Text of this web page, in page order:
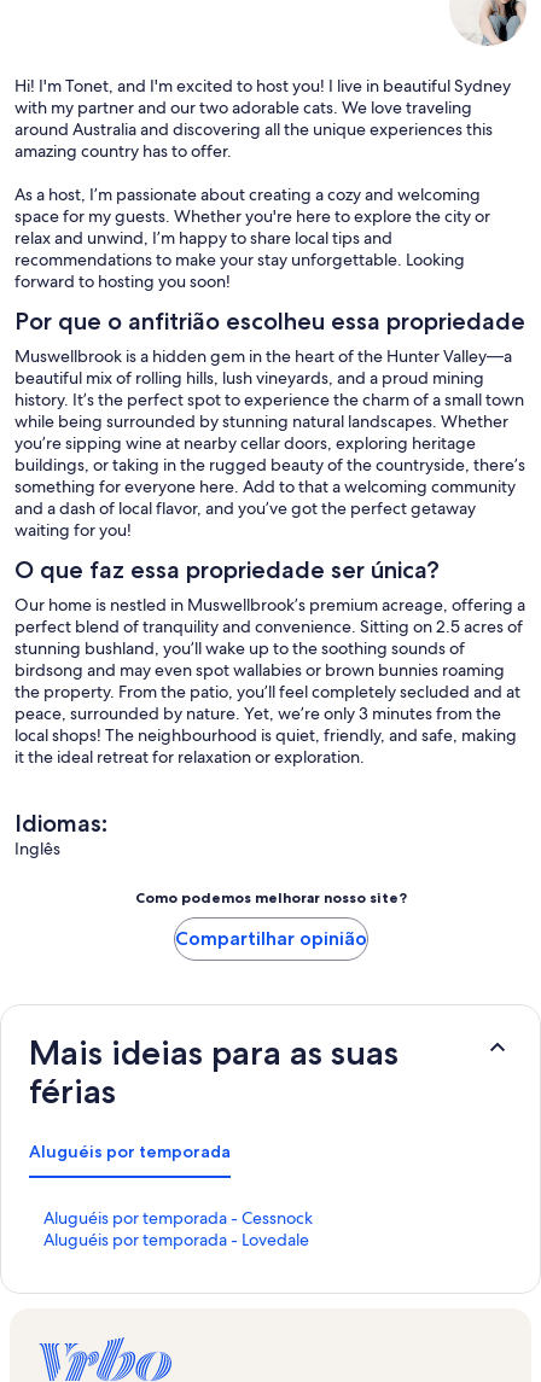
Hi! I'm Tonet, and I'm excited to host you! I live in beautiful Sydney
with my partner and our two adorable cats. We love traveling
around Australia and discovering all the unique experiences this
amazing country has to offer.
As a host, I’m passionate about creating a cozy and welcoming
space for my guests. Whether you're here to explore the city or
relax and unwind, I’m happy to share local tips and
recommendations to make your stay unforgettable. Looking
forward to hosting you soon!
Por que o anfitrião escolheu essa propriedade
Muswellbrook is a hidden gem in the heart of the Hunter Valley—a
beautiful mix of rolling hills, lush vineyards, and a proud mining
history. It’s the perfect spot to experience the charm of a small town
while being surrounded by stunning natural landscapes. Whether
you’re sipping wine at nearby cellar doors, exploring heritage
buildings, or taking in the rugged beauty of the countryside, there’s
something for everyone here. Add to that a welcoming community
and a dash of local flavor, and you’ve got the perfect getaway
waiting for you!
O que faz essa propriedade ser única?
Our home is nestled in Muswellbrook’s premium acreage, offering a
perfect blend of tranquility and convenience. Sitting on 2.5 acres of
stunning bushland, you’ll wake up to the soothing sounds of
birdsong and may even spot wallabies or brown bunnies roaming
the property. From the patio, you’ll feel completely secluded and at
peace, surrounded by nature. Yet, we’re only 3 minutes from the
local shops! The neighbourhood is quiet, friendly, and safe, making
it the ideal retreat for relaxation or exploration.
Idiomas:
Inglês
Como podemos melhorar nosso site?
Compartilhar opinião
Mais ideias para as suas
férias
Aluguéis por temporada
Aluguéis por temporada - Cessnock
L
i
e
a
Aluguéis por temporada - Lovedale
L
u
e